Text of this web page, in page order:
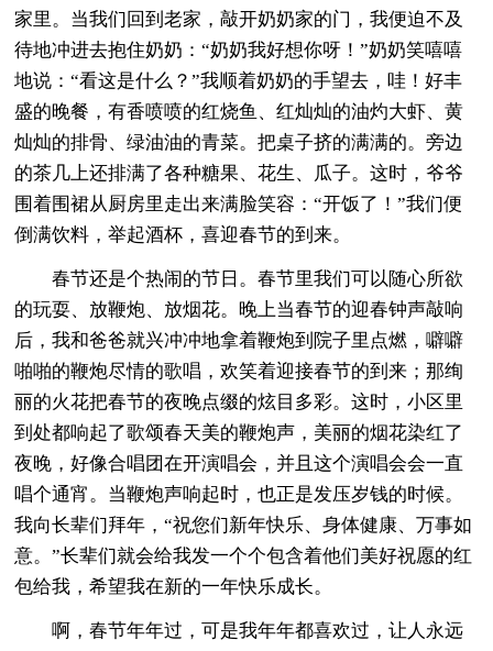
家里。当我们回到老家，敲开奶奶家的门，我便迫不及
待地冲进去抱住奶奶：“奶奶我好想你呀！”奶奶笑嘻嘻
地说：“看这是什么？”我顺着奶奶的手望去，哇！好丰
盛的晚餐，有香喷喷的红烧鱼、红灿灿的油灼大虾、黄
灿灿的排骨、绿油油的青菜。把桌子挤的满满的。旁边
的茶几上还排满了各种糖果、花生、瓜子。这时，爷爷
围着围裙从厨房里走出来满脸笑容：“开饭了！”我们便
倒满饮料，举起酒杯，喜迎春节的到来。
春节还是个热闹的节日。春节里我们可以随心所欲
的玩耍、放鞭炮、放烟花。晚上当春节的迎春钟声敲响
后，我和爸爸就兴冲冲地拿着鞭炮到院子里点燃，噼噼
啪啪的鞭炮尽情的歌唱，欢笑着迎接春节的到来；那绚
丽的火花把春节的夜晚点缀的炫目多彩。这时，小区里
到处都响起了歌颂春天美的鞭炮声，美丽的烟花染红了
夜晚，好像合唱团在开演唱会，并且这个演唱会会一直
唱个通宵。当鞭炮声响起时，也正是发压岁钱的时候。
我向长辈们拜年，“祝您们新年快乐、身体健康、万事如
意。”长辈们就会给我发一个个包含着他们美好祝愿的红
包给我，希望我在新的一年快乐成长。
啊，春节年年过，可是我年年都喜欢过，让人永远